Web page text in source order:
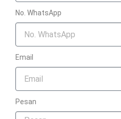
No. WhatsApp
Email
Pesan